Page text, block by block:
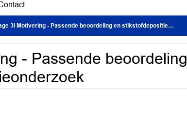
3i Motivering - Passende beoordeling en stikstofdepositieonderzoek
- Passende beoordeling